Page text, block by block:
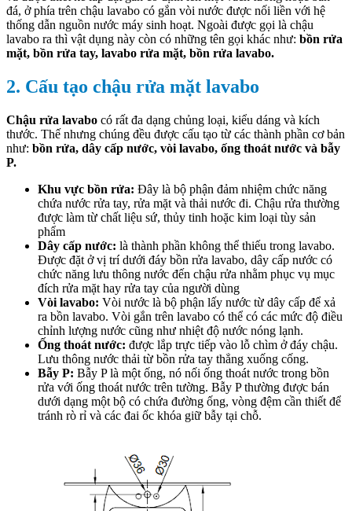
đá, ở phía trên chậu lavabo có gắn vòi nước được nối liền với hệ
thống dẫn nguồn nước máy sinh hoạt. Ngoài được gọi là chậu
lavabo ra thì vật dụng này còn có những tên gọi khác như: bồn rửa
mặt, bồn rửa tay, lavabo rửa mặt, bồn rửa lavabo.
2. Cấu tạo chậu rửa mặt lavabo
Chậu rửa lavabo có rất đa dạng chủng loại, kiểu dáng và kích
thước. Thế nhưng chúng đều được cấu tạo từ các thành phần cơ bản
như: bồn rửa, dây cấp nước, vòi lavabo, ống thoát nước và bẫy
P.
Khu vực bồn rửa: Đây là bộ phận đảm nhiệm chức năng
chứa nước rửa tay, rửa mặt và thải nước đi. Chậu rửa thường
được làm từ chất liệu sứ, thủy tinh hoặc kim loại tùy sản
phẩm
Dây cấp nước: là thành phần không thể thiếu trong lavabo.
Được đặt ở vị trí dưới đáy bồn rửa lavabo, dây cấp nước có
chức năng lưu thông nước đến chậu rửa nhằm phục vụ mục
đích rửa mặt hay rửa tay của người dùng
Vòi lavabo: Vòi nước là bộ phận lấy nước từ dây cấp để xả
ra bồn lavabo. Vòi gắn trên lavabo có thể có các mức độ điều
chỉnh lượng nước cũng như nhiệt độ nước nóng lạnh.
Ống thoát nước: được lắp trực tiếp vào lỗ chìm ở đáy chậu.
Lưu thông nước thải từ bồn rửa tay thẳng xuống cống.
Bẫy P: Bẫy P là một ống, nó nối ống thoát nước trong bồn
rửa với ống thoát nước trên tường. Bẫy P thường được bán
dưới dạng một bộ có chứa đường ống, vòng đệm cần thiết để
tránh rò rỉ và các đai ốc khóa giữ bẫy tại chỗ.